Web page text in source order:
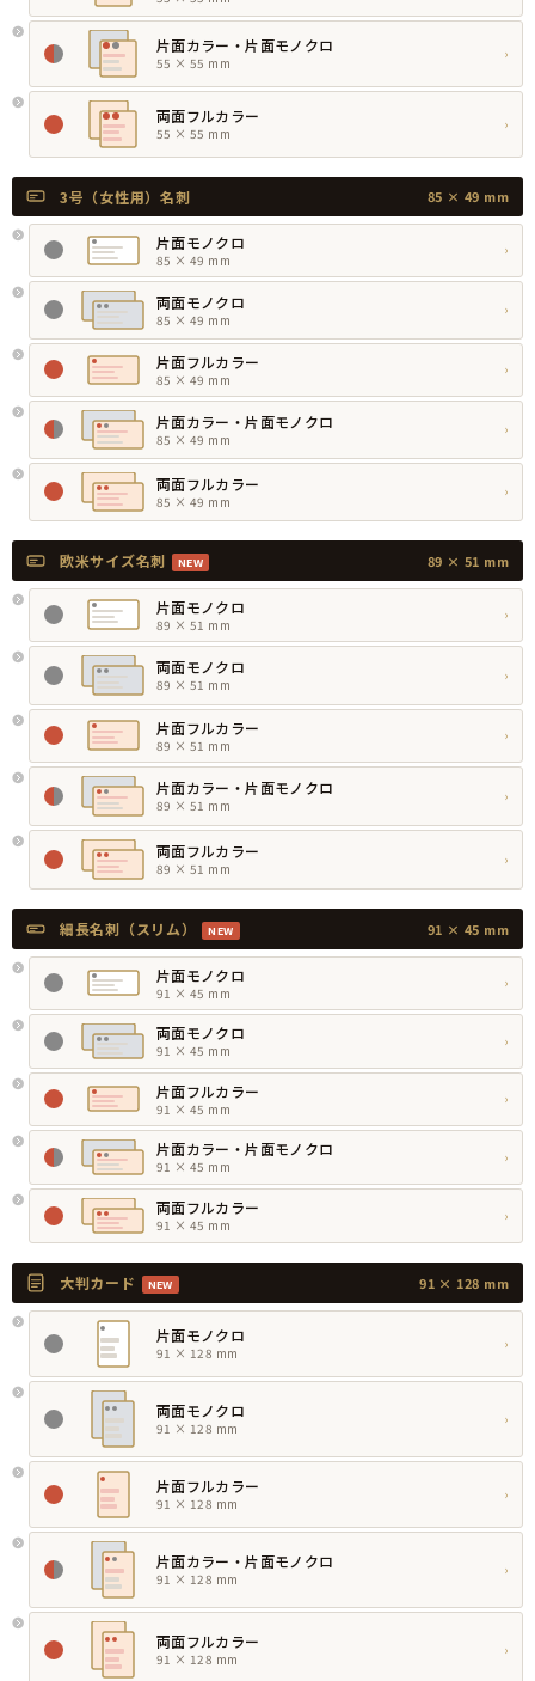
片面カラー・片面モノクロ
55 × 55 mm
›
両面フルカラー
55 × 55 mm
›
3号（女性用）名刺 85 × 49 mm
片面モノクロ
85 × 49 mm
›
両面モノクロ
85 × 49 mm
›
片面フルカラー
85 × 49 mm
›
片面カラー・片面モノクロ
85 × 49 mm
›
両面フルカラー
85 × 49 mm
›
欧米サイズ名刺 NEW 89 × 51 mm
片面モノクロ
89 × 51 mm
›
両面モノクロ
89 × 51 mm
›
片面フルカラー
89 × 51 mm
›
片面カラー・片面モノクロ
89 × 51 mm
›
両面フルカラー
89 × 51 mm
›
細長名刺（スリム） NEW 91 × 45 mm
片面モノクロ
91 × 45 mm
›
両面モノクロ
91 × 45 mm
›
片面フルカラー
91 × 45 mm
›
片面カラー・片面モノクロ
91 × 45 mm
›
両面フルカラー
91 × 45 mm
›
大判カード NEW 91 × 128 mm
片面モノクロ
91 × 128 mm
›
両面モノクロ
91 × 128 mm
›
片面フルカラー
91 × 128 mm
›
片面カラー・片面モノクロ
91 × 128 mm
›
両面フルカラー
91 × 128 mm
›